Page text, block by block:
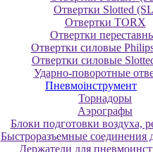
Отвертки Slotted
Отвертки TORX
Отвертки
Отвертки силовые
Отвертки силовые
Ударно-поворотные
Пневмоінструмент
Topнaдopы
Аэрографы
Блоки подготовки воздуха,
Быстроразъемные соединения
Держатели для